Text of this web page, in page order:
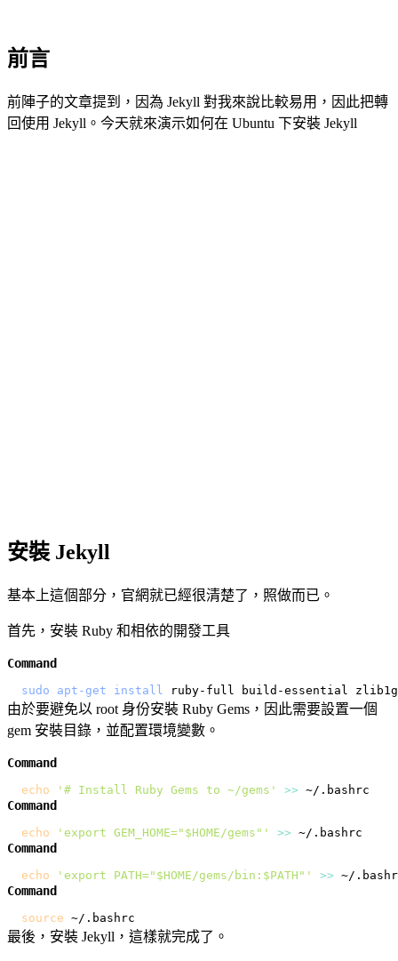
前言
前陣子的文章提到，因為 Jekyll 對我來說比較易用，因此把轉
回使用 Jekyll。今天就來演示如何在 Ubuntu 下安裝 Jekyll
安裝 Jekyll
基本上這個部分，官網就已經很清楚了，照做而已。
首先，安裝 Ruby 和相依的開發工具
Command
sudo apt-get install
由於要避免以 root 身份安裝 Ruby Gems，因此需要設置一個
gem 安裝目錄，並配置環境變數。
Command
echo '# Install Ruby Gems to ~/gems' >>
Command
echo 'export GEM_HOME="$HOME/gems"' >>
Command
echo 'export PATH="$HOME/gems/bin:$PATH"' >>
Command
source
最後，安裝 Jekyll，這樣就完成了。